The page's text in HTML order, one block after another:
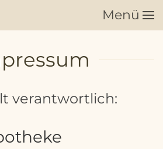
springen
Menü
verantwortlich: